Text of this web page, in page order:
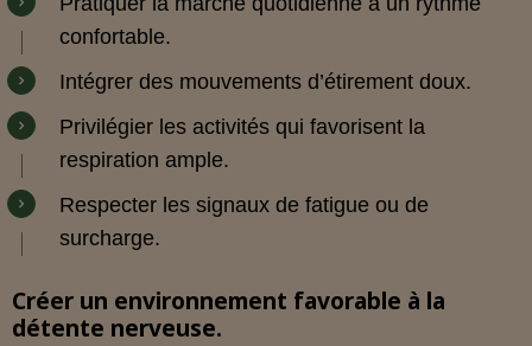
confortable.
Intégrer des mouvements d’étirement doux.
Privilégier les activités qui favorisent la
respiration ample.
Respecter les signaux de fatigue ou de
surcharge.
Créer un environnement favorable à la
détente nerveuse.